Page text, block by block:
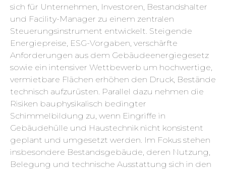
sich für Unternehmen, Investoren, Bestandshalter
und Facility-Manager zu einem zentralen
Steuerungsinstrument entwickelt. Steigende
Energiepreise, ESG-Vorgaben, verschärfte
Anforderungen aus dem Gebäudeenergiegesetz
sowie ein intensiver Wettbewerb um hochwertige,
vermietbare Flächen erhöhen den Druck, Bestände
technisch aufzurüsten. Parallel dazu nehmen die
Risiken bauphysikalisch bedingter
Schimmelbildung zu, wenn Eingriffe in
Gebäudehülle und Haustechnik nicht konsistent
geplant und umgesetzt werden. Im Fokus stehen
insbesondere Bestandsgebäude, deren Nutzung,
Belegung und technische Ausstattung sich in den